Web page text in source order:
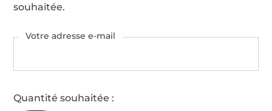
souhaitée.
Votre adresse e-mail
Quantité souhaitée :